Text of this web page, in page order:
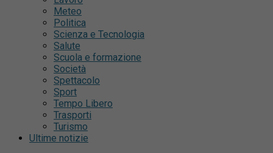
Meteo
Politica
Scienza e Tecnologia
Salute
Scuola e formazione
Società
Spettacolo
Sport
Tempo Libero
Trasporti
Turismo
Ultime notizie